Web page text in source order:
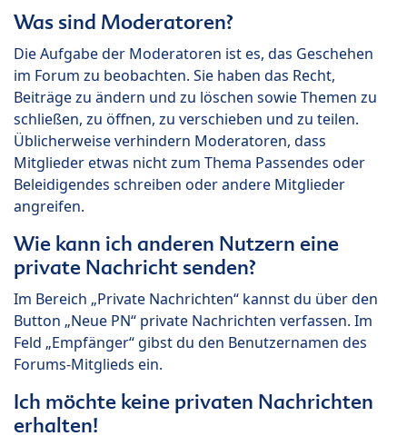
Was sind Moderatoren?
Die Aufgabe der Moderatoren ist es, das Geschehen
im Forum zu beobachten. Sie haben das Recht,
Beiträge zu ändern und zu löschen sowie Themen zu
schließen, zu öffnen, zu verschieben und zu teilen.
Üblicherweise verhindern Moderatoren, dass
Mitglieder etwas nicht zum Thema Passendes oder
Beleidigendes schreiben oder andere Mitglieder
angreifen.
Wie kann ich anderen Nutzern eine
private Nachricht senden?
Im Bereich „Private Nachrichten“ kannst du über den
Button „Neue PN“ private Nachrichten verfassen. Im
Feld „Empfänger“ gibst du den Benutzernamen des
Forums-Mitglieds ein.
Ich möchte keine privaten Nachrichten
erhalten!